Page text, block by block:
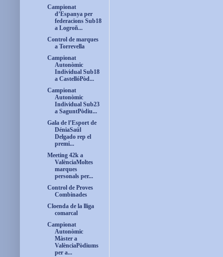
Campionat
d’Espanya per
federacions Sub18
a Logroñ...
Control de marques
a Torrevella
Campionat
Autonòmic
Individual Sub18
a CastellóPòd...
Campionat
Autonòmic
Individual Sub23
a SaguntPòdiu...
Gala de l’Esport de
DéniaSaúl
Delgado rep el
premi...
Meeting 42k a
ValènciaMoltes
marques
personals per...
Control de Proves
Combinades
Cloenda de la lliga
comarcal
Campionat
Autonòmic
Màster a
ValènciaPòdiums
per a...